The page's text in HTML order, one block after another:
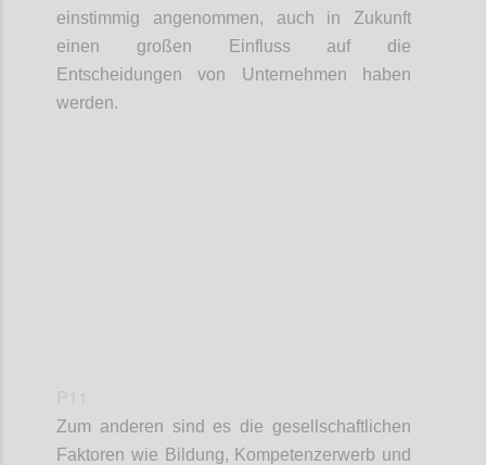
einstimmig angenommen, auch in Zukunft
einen großen Einfluss auf die
Entscheidungen von Unternehmen haben
werden.
Zum anderen sind es die gesellschaftlichen
Faktoren wie Bildung, Kompetenzerwerb und